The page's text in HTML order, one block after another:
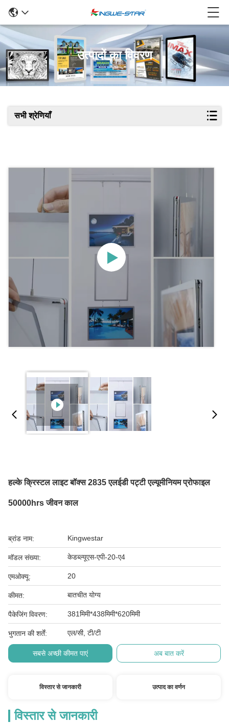
उत्पादों का विवरण
सभी श्रेणियाँ
हल्के क्रिस्टल लाइट बॉक्स 2835 एलईडी पट्टी एल्यूमीनियम प्रोफाइल
50000hrs जीवन काल
ब्रांड नाम: Kingwestar
मॉडल संख्या: केडब्ल्यूएस-एपी-20-ए4
एमओक्यू: 20
कीमत: बातचीत योग्य
पैकेजिंग विवरण: 381मिमी*438मिमी*620मिमी
भुगतान की शर्तें: एल/सी, टी/टी
सबसे अच्छी कीमत पाएं अब बात करें
विस्तार से जानकारी उत्पाद का वर्णन
विस्तार से जानकारी